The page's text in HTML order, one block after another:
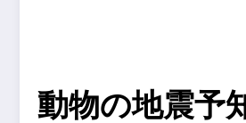
動物の地震予